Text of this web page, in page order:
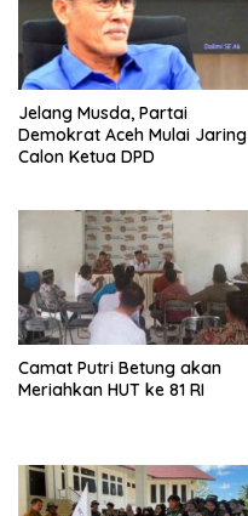
Jelang Musda, Partai
Demokrat Aceh Mulai Jaring
Calon Ketua DPD
Camat Putri Betung akan
Meriahkan HUT ke 81 RI